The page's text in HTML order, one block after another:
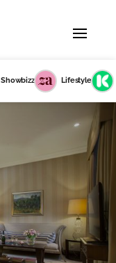
Showbizz Lifestyle